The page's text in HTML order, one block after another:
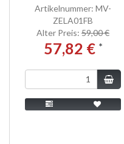
Artikelnummer: MV-
ZELA01FB
Alter Preis: 59,00 €
57,82 € *